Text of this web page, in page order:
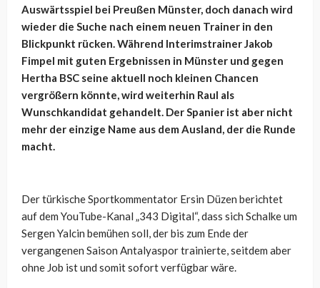
Auswärtsspiel bei Preußen Münster, doch danach wird
wieder die Suche nach einem neuen Trainer in den
Blickpunkt rücken. Während Interimstrainer Jakob
Fimpel mit guten Ergebnissen in Münster und gegen
Hertha BSC seine aktuell noch kleinen Chancen
vergrößern könnte, wird weiterhin Raul als
Wunschkandidat gehandelt. Der Spanier ist aber nicht
mehr der einzige Name aus dem Ausland, der die Runde
macht.
Der türkische Sportkommentator Ersin Düzen berichtet
auf dem YouTube-Kanal „343 Digital“, dass sich Schalke um
Sergen Yalcin bemühen soll, der bis zum Ende der
vergangenen Saison Antalyaspor trainierte, seitdem aber
ohne Job ist und somit sofort verfügbar wäre.